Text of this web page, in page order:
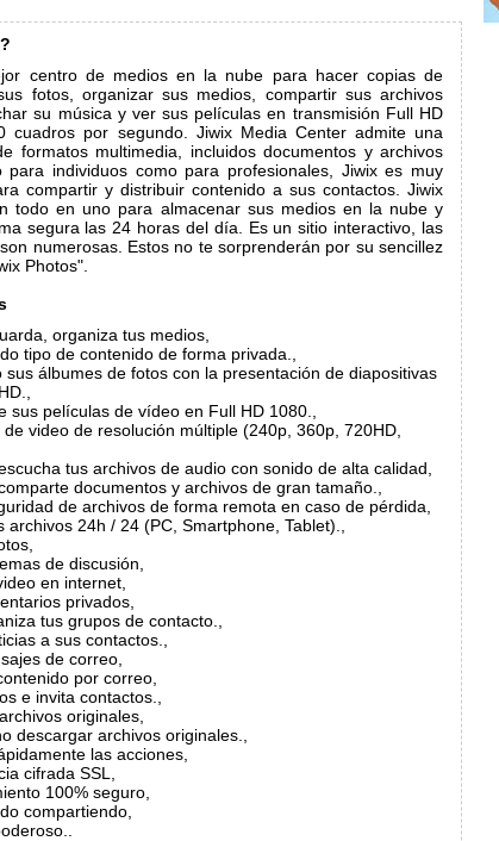
centro de medios en la nube para hacer copias de
fotos, organizar sus medios, compartir sus archivos
su música y ver sus películas en transmisión Full HD
cuadros por segundo. Jiwix Media Center admite una
formatos multimedia, incluidos documentos y archivos
para individuos como para profesionales, Jiwix es muy
compartir y distribuir contenido a sus contactos. Jiwix
todo en uno para almacenar sus medios en la nube y
segura las 24 horas del día. Es un sitio interactivo, las
numerosas. Estos no te sorprenderán por su sencillez
Photos".
organiza tus medios,
tipo de contenido de forma privada.,
sus álbumes de fotos con la presentación de diapositivas
sus películas de vídeo en Full HD 1080.,
video de resolución múltiple (240p, 360p, 720HD,
tus archivos de audio con sonido de alta calidad,
documentos y archivos de gran tamaño.,
de archivos de forma remota en caso de pérdida,
archivos 24h / 24 (PC, Smartphone, Tablet).,
de discusión,
en internet,
privados,
tus grupos de contacto.,
a sus contactos.,
de correo,
por correo,
e invita contactos.,
originales,
descargar archivos originales.,
las acciones,
cifrada SSL,
100% seguro,
compartiendo,